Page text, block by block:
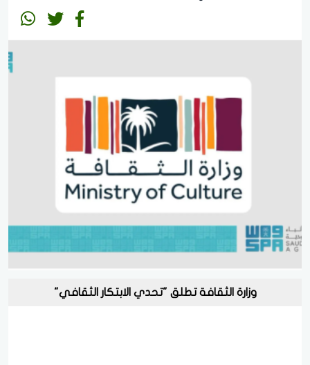
وزارة الثقافة تطلق "تحدي الابتكار الثقافي"